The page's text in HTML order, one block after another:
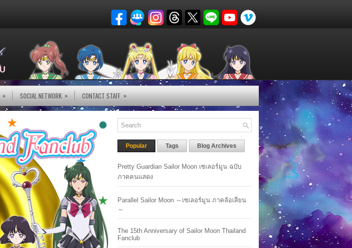
» SOCIAL NETWORK » CONTACT STAFF »
Popular Tags Blog Archives
Pretty Guardian Sailor Moon เซเลอร์มูน ฉบับ
ภาคคนแสดง
Parallel Sailor Moon ～เซเลอร์มูน ภาคล้อเลียน
～
The 15th Anniversary of Sailor Moon Thailand
Fanclub